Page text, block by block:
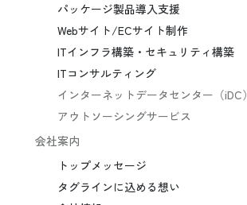
パッケージ製品導入支援
Webサイト/ECサイト制作
ITインフラ構築・セキュリティ構築
ITコンサルティング
インターネットデータセンター（iDC）
アウトソーシングサービス
会社案内
トップメッセージ
タグラインに込める想い